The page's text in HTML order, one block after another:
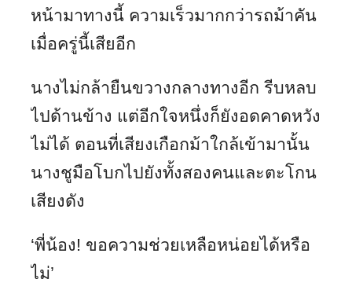
หน้ามาทางนี้ ความเร็วมากกว่ารถม้าคัน
เมื่อครู่นี้เสียอีก
นางไม่กล้ายืนขวางกลางทางอีก รีบหลบ
ไปด้านข้าง แต่อีกใจหนึ่งก็ยังอดคาดหวัง
ไม่ได้ ตอนที่เสียงเกือกม้าใกล้เข้ามานั้น
นางชูมือโบกไปยังทั้งสองคนและตะโกน
เสียงดัง
‘พี่น้อง! ขอความช่วยเหลือหน่อยได้หรือ
ไม่’